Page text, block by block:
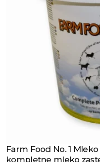
Zobacz produkt
Farm Food No. 1
kompletne mleko